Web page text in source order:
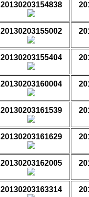
20130203154838
20130203155002
20130203155404
20130203160004
20130203161539
20130203161629
20130203162005
20130203163314